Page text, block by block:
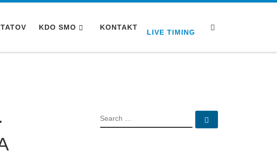
KDO SMO KONTAKT
LIVE TIMING
SEARCH